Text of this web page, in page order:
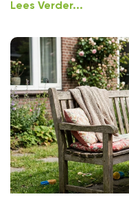
Lees Verder...